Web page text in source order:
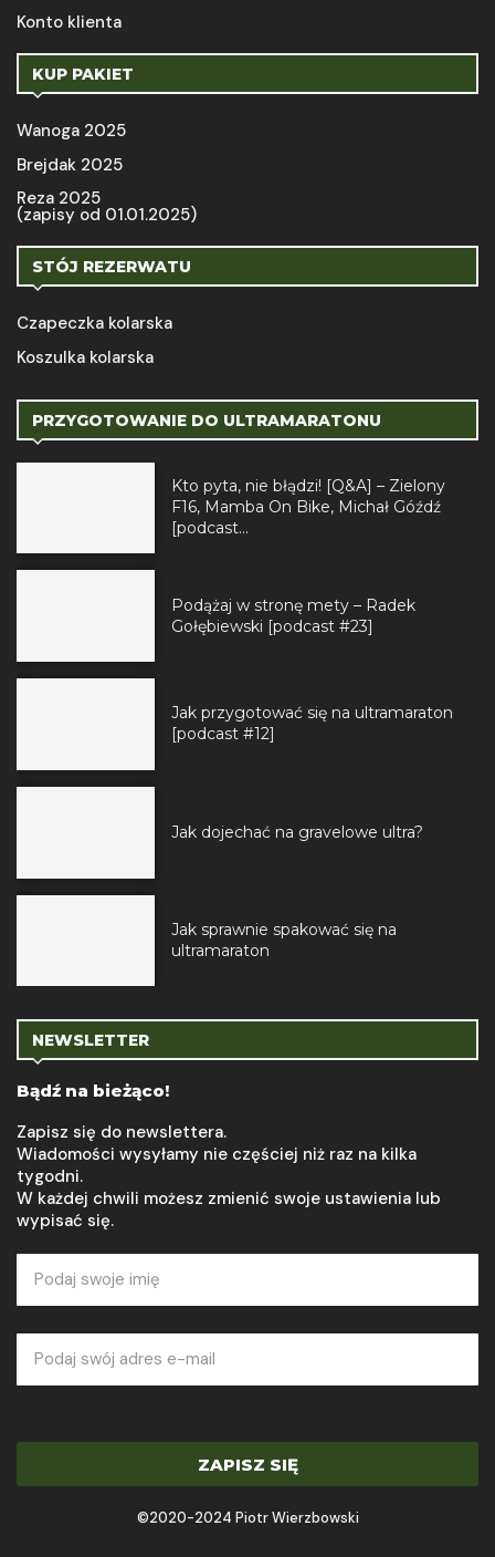
Konto klienta
KUP PAKIET
Wanoga 2025
Brejdak 2025
Reza 2025
(zapisy od 01.01.2025)
STÓJ REZERWATU
Czapeczka kolarska
Koszulka kolarska
PRZYGOTOWANIE DO ULTRAMARATONU
Kto pyta, nie błądzi! [Q&A] – Zielony
F16, Mamba On Bike, Michał Góźdź
[podcast...
Podążaj w stronę mety – Radek
Gołębiewski [podcast #23]
Jak przygotować się na ultramaraton
[podcast #12]
Jak dojechać na gravelowe ultra?
Jak sprawnie spakować się na
ultramaraton
NEWSLETTER
Bądź na bieżąco!
Zapisz się do newslettera.
Wiadomości wysyłamy nie częściej niż raz na kilka
tygodni.
W każdej chwili możesz zmienić swoje ustawienia lub
wypisać się.
ZAPISZ SIĘ
©2020-2024 Piotr Wierzbowski